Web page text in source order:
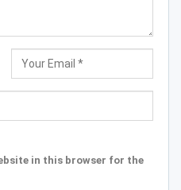
in this browser for the